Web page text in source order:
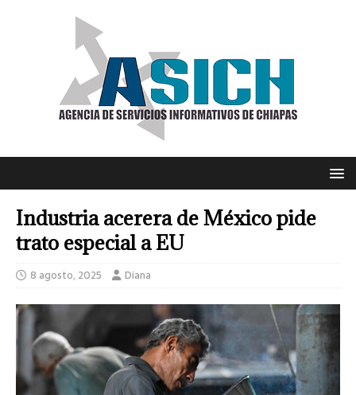
Industria acerera de México pide
trato especial a EU
8 agosto, 2025 Diana